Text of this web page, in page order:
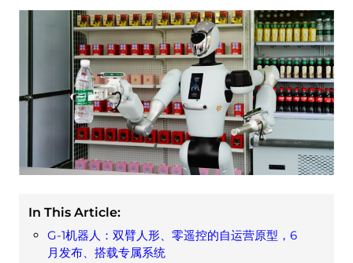
In This Article:
G-1机器人：双臂人形、零遥控的自运营原型，6
月发布、搭载专属系统